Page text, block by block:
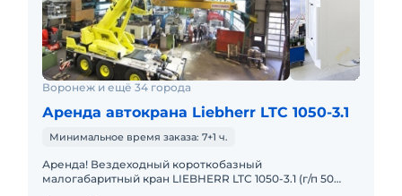
Воронеж и ещё 34 города
Аренда автокрана Liebherr LTC 1050-3.1
Минимальное время заказа: 7+1 ч.
Аренда! Вездеходный короткобазный
малогабаритный кран LIEBHERR LTC 1050-3.1 (г/п 50